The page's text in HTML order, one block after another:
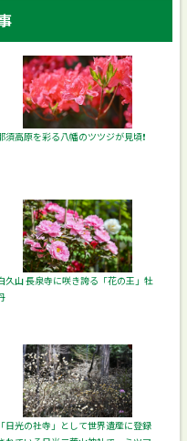
須高原を彩る八幡のツツジが見頃❗️
久山 長泉寺に咲き誇る「花の王」牡
「日光の社寺」として世界遺産に登録